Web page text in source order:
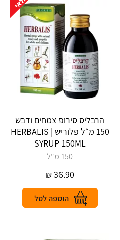
הרבליס סירופ צמחים ודבש
150 מ״ל פלוריש | HERBALIS‎
‎SYRUP‎ ‎150‎ML
150 מ"ל
36.90
₪